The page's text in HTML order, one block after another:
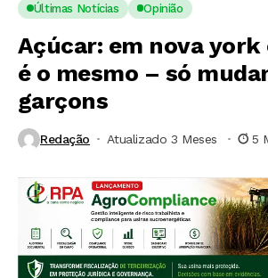
Últimas Notícias Opinião
Açúcar: em nova york
é o mesmo – só
garçons
Redação Atualizado 3 Meses ⁮ 5